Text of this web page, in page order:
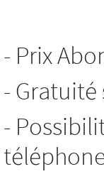
- Prix
-
-